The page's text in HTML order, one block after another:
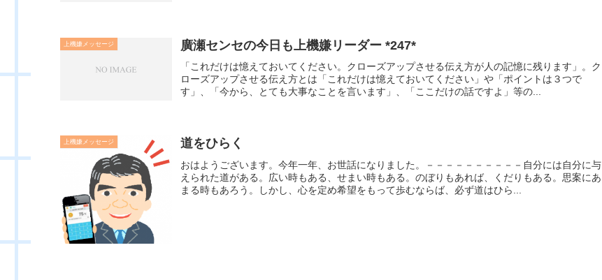
上機嫌メッセージ 廣瀬センセの今日も上機嫌リーダー *247*
「これだけは憶えておいてください。クローズアップさせる伝え方が人の記憶に残ります」。ク
ローズアップさせる伝え方とは「これだけは憶えておいてください」や「ポイントは３つで
す」、「今から、とても大事なことを言います」、「ここだけの話ですよ」等の...
上機嫌メッセージ 道をひらく
おはようございます。今年一年、お世話になりました。－－－－－－－－－－自分には自分に与
えられた道がある。広い時もある、せまい時もある。のぼりもあれば、くだりもある。思案にあ
まる時もあろう。しかし、心を定め希望をもって歩むならば、必ず道はひら...